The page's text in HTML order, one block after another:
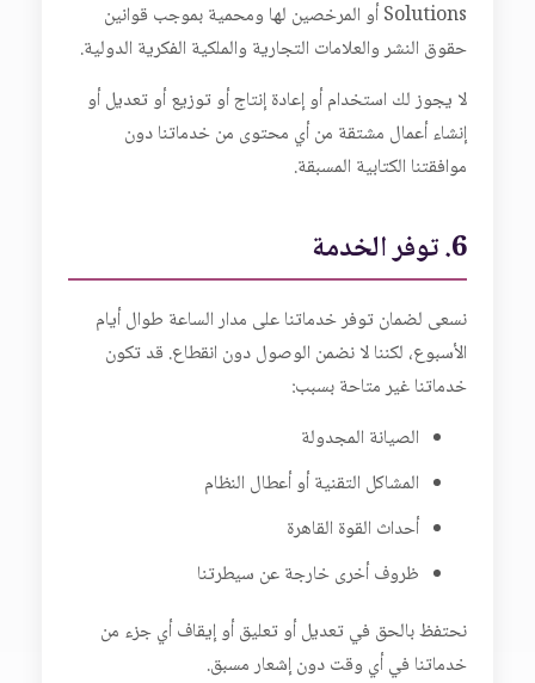
Solutions أو المرخصين لها ومحمية بموجب قوانين
حقوق النشر والعلامات التجارية والملكية الفكرية الدولية.
لا يجوز لك استخدام أو إعادة إنتاج أو توزيع أو تعديل أو
إنشاء أعمال مشتقة من أي محتوى من خدماتنا دون
موافقتنا الكتابية المسبقة.
6. توفر الخدمة
نسعى لضمان توفر خدماتنا على مدار الساعة طوال أيام
الأسبوع، لكننا لا نضمن الوصول دون انقطاع. قد تكون
خدماتنا غير متاحة بسبب:
الصيانة المجدولة
المشاكل التقنية أو أعطال النظام
أحداث القوة القاهرة
ظروف أخرى خارجة عن سيطرتنا
نحتفظ بالحق في تعديل أو تعليق أو إيقاف أي جزء من
خدماتنا في أي وقت دون إشعار مسبق.